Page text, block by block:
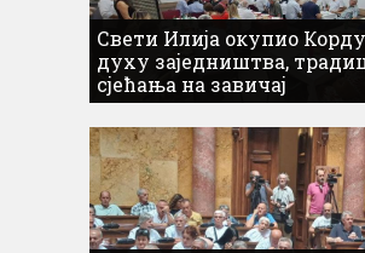
Свети Илија окупио
духу заједништва,
сјећања на завичај